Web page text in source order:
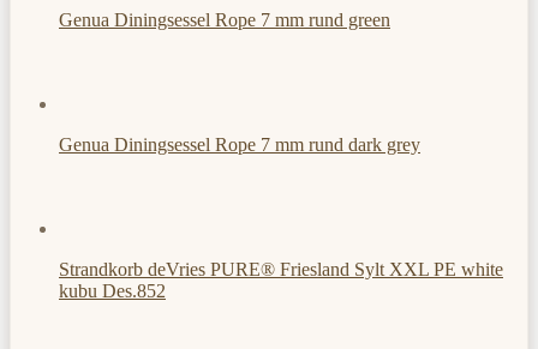
Genua Diningsessel Rope 7 mm rund green
Genua Diningsessel Rope 7 mm rund dark grey
Strandkorb deVries PURE® Friesland Sylt XXL PE white
kubu Des.852